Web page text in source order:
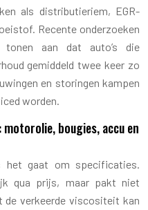
als distributieriem, EGR-
Recente onderzoeken
tonen aan dat auto’s die
gemiddeld twee keer zo
en storingen kampen
worden.
bougies, accu en
gaat om specificaties.
qua prijs, maar pakt niet
de verkeerde viscositeit kan